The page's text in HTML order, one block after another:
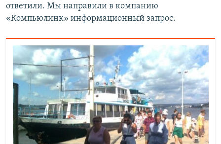
ответили. Мы направили в компанию
«Компьюлинк» информационный запрос.